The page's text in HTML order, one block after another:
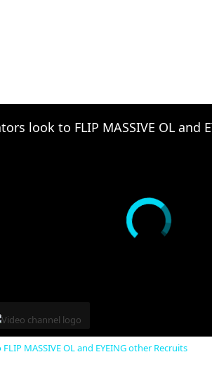
MASSIVE OL and EYEING other Recruits